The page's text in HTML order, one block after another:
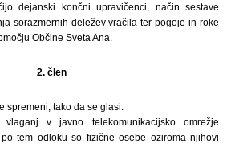
dejanski končni upravičenci, način sestave
sorazmernih deležev vračila ter pogoje in roke
Občine Sveta Ana.
2. člen
spremeni, tako da se glasi:
v javno telekomunikacijsko omrežje
tem odloku so fizične osebe oziroma njihovi